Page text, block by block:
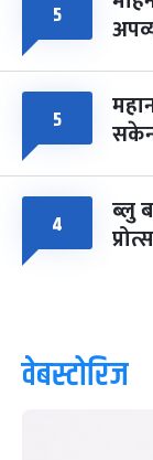
५
५
४ ब्लु
वेबस्टोरिज